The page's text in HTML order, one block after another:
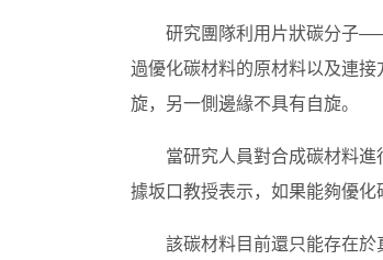
研究團隊利用片狀碳分子
過優化碳材料的原材料以及連
旋，另一側邊緣不具有自旋。
當研究人員對合成碳材料進
據坂口教授表示，如果能夠優化
該碳材料目前還只能存在